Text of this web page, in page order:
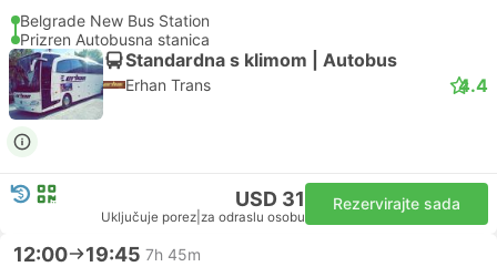
Belgrade New Bus Station
Prizren Autobusna stanica
Standardna s klimom | Autobus
Erhan Trans 4.4
USD 31
Uključuje porez za odraslu osobu
Rezervirajte sada
12:00 19:45 7h 45m